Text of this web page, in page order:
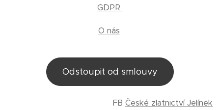
GDPR
O nás
Odstoupit od smlouvy
FB České zlatnictví Jelínek